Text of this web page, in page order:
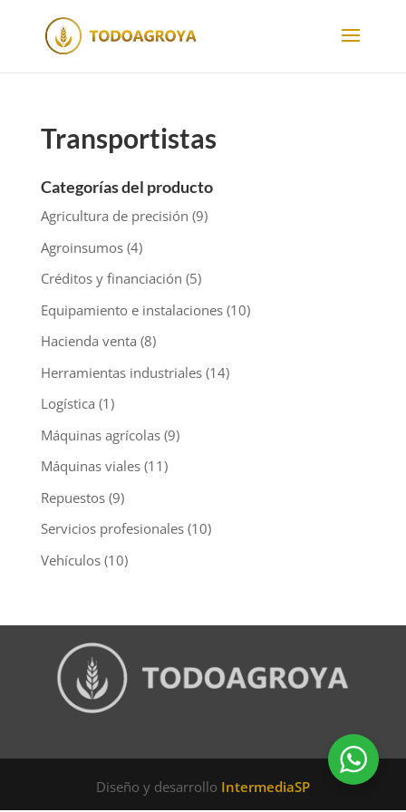
Transportistas
Categorías del producto
Agricultura de precisión (9)
Agroinsumos (4)
Créditos y financiación (5)
Equipamiento e instalaciones (10)
Hacienda venta (8)
Herramientas industriales (14)
Logística (1)
Máquinas agrícolas (9)
Máquinas viales (11)
Repuestos (9)
Servicios profesionales (10)
Vehículos (10)
Diseño y desarrollo IntermediaSP